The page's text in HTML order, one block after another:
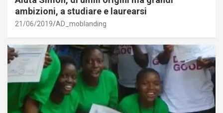
ambizioni, a studiare e laurearsi
21/06/2019 AD_moblanding